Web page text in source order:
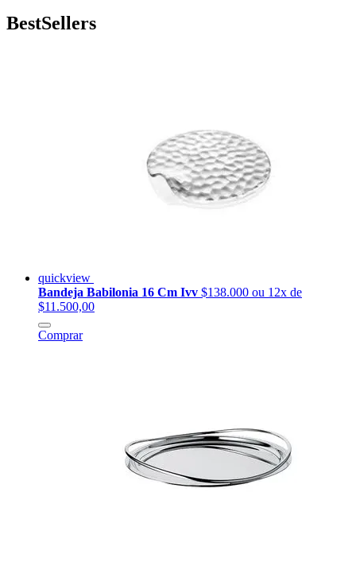
BestSellers
quickview
Bandeja Babilonia 16 Cm Ivv $138.000 ou 12x de
$11.500,00
Comprar